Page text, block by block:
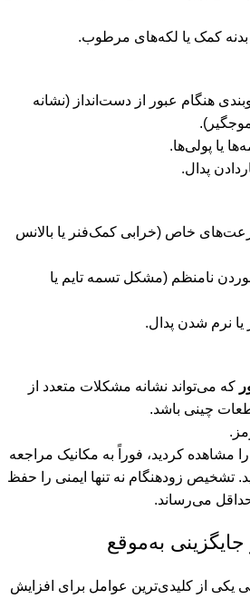
کمک یا لکه‌های مرطوب.
هنگام عبور از دست‌انداز (نشانه
یا پولی‌ها.
پدال.
خاص (خرابی کمک‌فنر یا بالانس
نامنظم (مشکل تسمه تایم یا
نرم شدن پدال.
که می‌تواند نشانه مشکلات متعدد از
چینی باشد.
را مشاهده کردید، فوراً به مکانیک مراجعه
تشخیص زودهنگام نه تنها ایمنی را حفظ
حداقل می‌رساند.
به‌موقع
یکی از کلیدی‌ترین عوامل برای افزایش